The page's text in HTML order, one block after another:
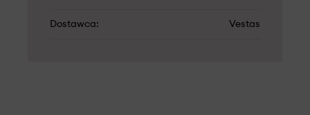
Dostawca Vestas